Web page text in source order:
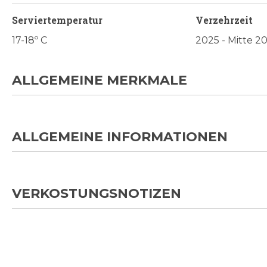
Serviertemperatur
17-18º C
Verzehrzeit
2025 - Mitte
ALLGEMEINE MERKMALE
ALLGEMEINE INFORMATIONEN
VERKOSTUNGSNOTIZEN